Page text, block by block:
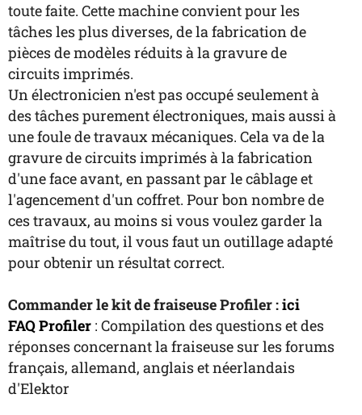
toute faite. Cette machine convient pour les
tâches les plus diverses, de la fabrication de
pièces de modèles réduits à la gravure de
circuits imprimés.
Un électronicien n'est pas occupé seulement à
des tâches purement électroniques, mais aussi à
une foule de travaux mécaniques. Cela va de la
gravure de circuits imprimés à la fabrication
d'une face avant, en passant par le câblage et
l'agencement d'un coffret. Pour bon nombre de
ces travaux, au moins si vous voulez garder la
maîtrise du tout, il vous faut un outillage adapté
pour obtenir un résultat correct.
Commander le kit de fraiseuse Profiler :ici
FAQ Profiler : Compilation des questions et des
réponses concernant la fraiseuse sur les forums
français, allemand, anglais et néerlandais
d'Elektor